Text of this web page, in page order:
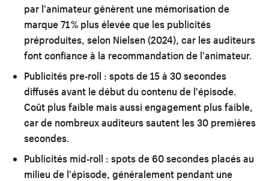
par l'animateur génèrent une mémorisation de
marque 71 % plus élevée que les publicités
préproduites, selon Nielsen (2024), car les auditeurs
font confiance à la recommandation de l'animateur.
Publicités pre-roll : spots de 15 à 30 secondes
diffusés avant le début du contenu de l'épisode.
Coût plus faible mais aussi engagement plus faible,
car de nombreux auditeurs sautent les 30 premières
secondes.
Publicités mid-roll : spots de 60 secondes placés au
milieu de l'épisode, généralement pendant une